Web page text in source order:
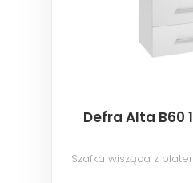
Defra Alta B60
Szafka wisząca z